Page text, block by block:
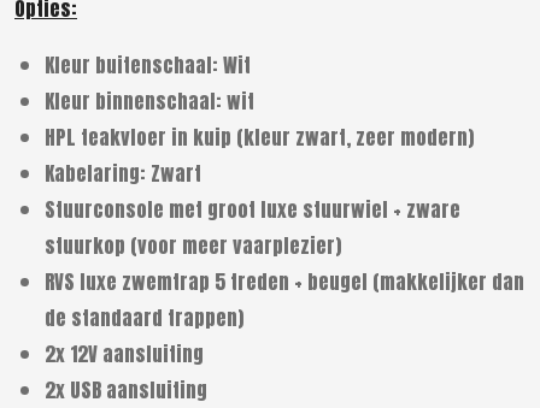
Opties:
Kleur buitenschaal: Wit
Kleur binnenschaal: wit
HPL teakvloer in kuip (kleur zwart, zeer modern)
Kabelaring: Zwart
Stuurconsole met groot luxe stuurwiel + zware
stuurkop (voor meer vaarplezier)
RVS luxe zwemtrap 5 treden + beugel (makkelijker dan
de standaard trappen)
2x 12V aansluiting
2x USB aansluiting